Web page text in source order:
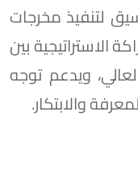
لتنفيذ مخرجات
الاستراتيجية بين
ويدعم توجه
والابتكار.